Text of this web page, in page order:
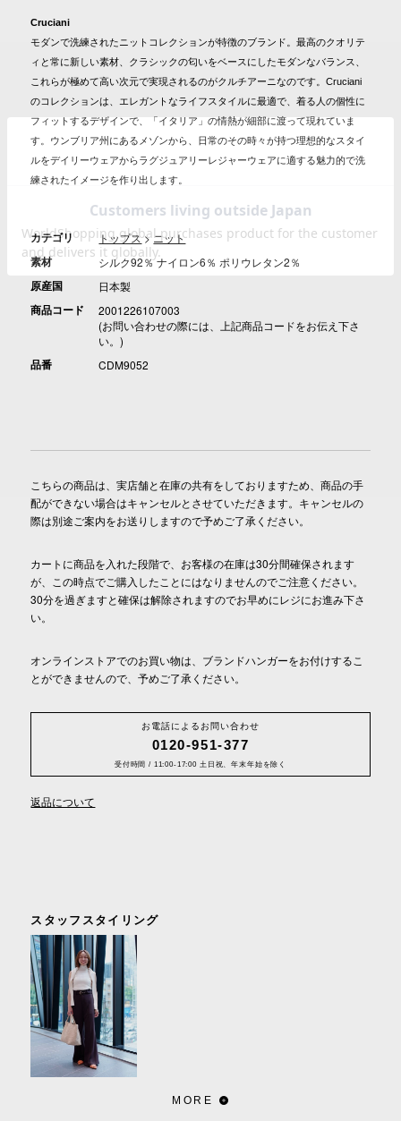
Cruciani
モダンで洗練されたニットコレクションが特徴のブランド。最高のクオリテ
ィと常に新しい素材、クラシックの匂いをベースにしたモダンなバランス、
これらが極めて高い次元で実現されるのがクルチアーニなのです。Cruciani
のコレクションは、エレガントなライフスタイルに最適で、着る人の個性に
フィットするデザインで、「イタリア」の情熱が細部に渡って現れていま
す。ウンブリア州にあるメゾンから、日常のその時々が持つ理想的なスタイ
ルをデイリーウェアからラグジュアリーレジャーウェアに適する魅力的で洗
練されたイメージを作り出します。
カテゴリ トップス> ニット
素材 シルク92％ ナイロン6％ ポリウレタン2％
原産国 日本製
商品コード
2001226107003
(お問い合わせの際には、上記商品コードをお伝え下さ
い。)
品番 CDM9052
こちらの商品は、実店舗と在庫の共有をしておりますため、商品の手
配ができない場合はキャンセルとさせていただきます。キャンセルの
際は別途ご案内をお送りしますので予めご了承ください。
カートに商品を入れた段階で、お客様の在庫は30分間確保されます
が、この時点でご購入したことにはなりませんのでご注意ください。
30分を過ぎますと確保は解除されますのでお早めにレジにお進み下さ
い。
オンラインストアでのお買い物は、ブランドハンガーをお付けするこ
とができませんので、予めご了承ください。
お電話によるお問い合わせ
0120-951-377
受付時間 / 11:00-17:00 土日祝、年末年始を除く
返品について
スタッフスタイリング
MORE